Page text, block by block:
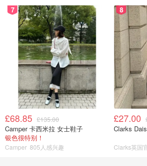
7
£68.85 £135.00
Camper 卡西米拉 女士鞋子
银色很特别！
Camper 805人感兴趣
8
£27.00
Clarks
Clarks英国